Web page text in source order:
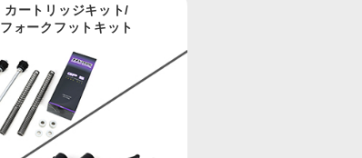
カートリッジキット/
フォークフットキット